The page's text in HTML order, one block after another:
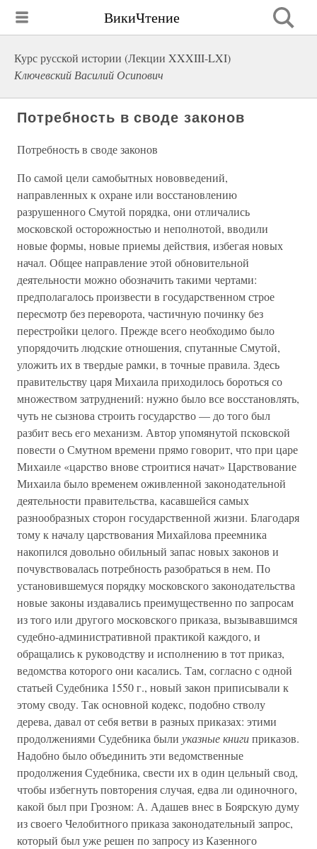
ВикиЧтение
Курс русской истории (Лекции XXXIII-LXI)
Ключевский Василий Осипович
Потребность в своде законов
Потребность в своде законов
По самой цели самобытных нововведений,
направленных к охране или восстановлению
разрушенного Смутой порядка, они отличались
московской осторожностью и неполнотой, вводили
новые формы, новые приемы действия, избегая новых
начал. Общее направление этой обновительной
деятельности можно обозначить такими чертами:
предполагалось произвести в государственном строе
пересмотр без переворота, частичную починку без
перестройки целого. Прежде всего необходимо было
упорядочить людские отношения, спутанные Смутой,
уложить их в твердые рамки, в точные правила. Здесь
правительству царя Михаила приходилось бороться со
множеством затруднений: нужно было все восстановлять,
чуть не сызнова строить государство — до того был
разбит весь его механизм. Автор упомянутой псковской
повести о Смутном времени прямо говорит, что при царе
Михаиле «царство внове строитися начат» Царствование
Михаила было временем оживленной законодательной
деятельности правительства, касавшейся самых
разнообразных сторон государственной жизни. Благодаря
тому к началу царствования Михайлова преемника
накопился довольно обильный запас новых законов и
почувствовалась потребность разобраться в нем. По
установившемуся порядку московского законодательства
новые законы издавались преимущественно по запросам
из того или другого московского приказа, вызывавшимся
судебно-административной практикой каждого, и
обращались к руководству и исполнению в тот приказ,
ведомства которого они касались. Там, согласно с одной
статьей Судебника 1550 г., новый закон приписывали к
этому своду. Так основной кодекс, подобно стволу
дерева, давал от себя ветви в разных приказах: этими
продолжениями Судебника были указные книгиприказов.
Надобно было объединить эти ведомственные
продолжения Судебника, свести их в один цельный свод,
чтобы избегнуть повторения случая, едва ли одиночного,
какой был при Грозном: А. Адашев внес в Боярскую думу
из своего Челобитного приказа законодательный запрос,
который был уже решен по запросу из Казенного